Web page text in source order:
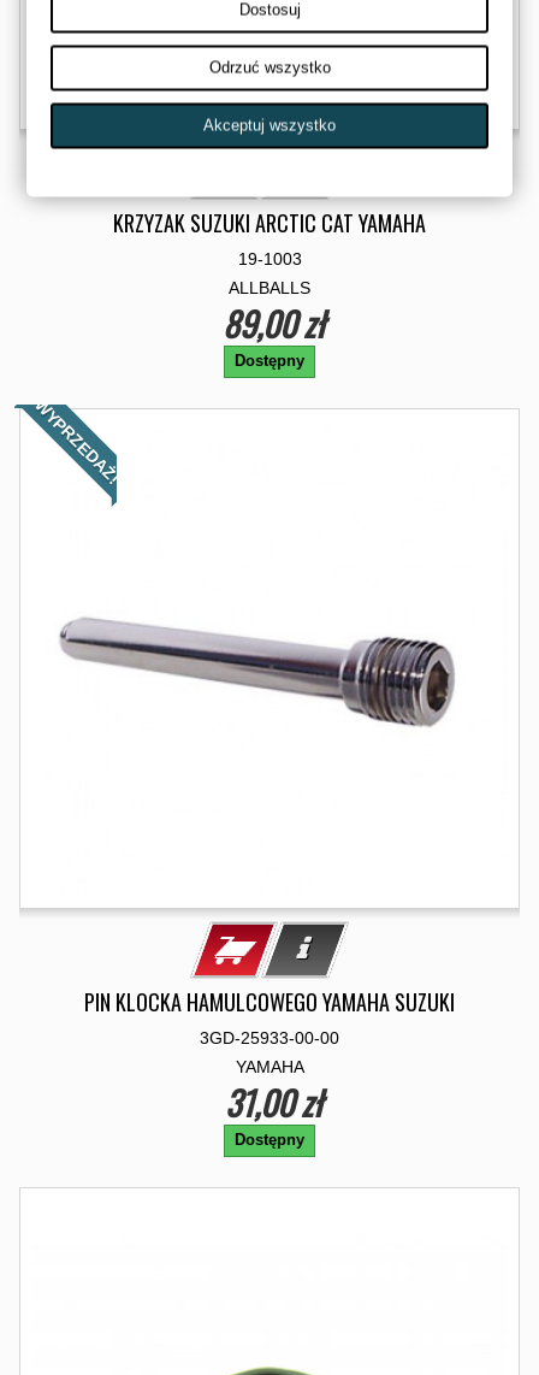
KRZYZAK SUZUKI ARCTIC CAT YAMAHA
19-1003
ALLBALLS
89,00 zł
Dostępny
WYPRZEDAŻ!
PIN KLOCKA HAMULCOWEGO YAMAHA SUZUKI
3GD-25933-00-00
YAMAHA
31,00 zł
Dostępny
Dostosuj
Odrzuć wszystko
Akceptuj wszystko